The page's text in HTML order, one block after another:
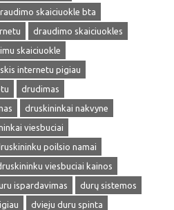
skaiciuokle bta
draudimo skaiciuokles
skaiciuokle
internetu pigiau
drudimas
druskininkai nakvyne
viesbuciai
poilsio namai
viesbuciai kainos
ispardavimas
durų sistemos
dvieju duru spinta